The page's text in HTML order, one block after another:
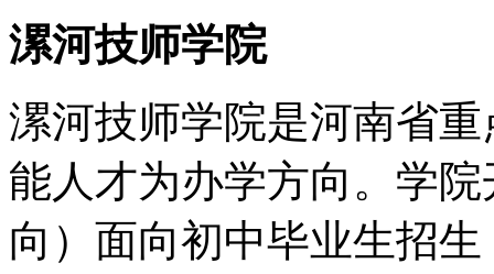
漯河技师学院
漯河技师学院是河南省
能人才为办学方向。学
向）面向初中毕业生招